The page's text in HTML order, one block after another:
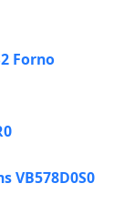
Forno
VB578D0S0